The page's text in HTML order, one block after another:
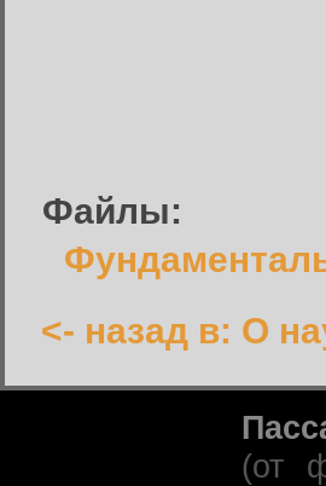
Файлы:
<- назад в: О
(от